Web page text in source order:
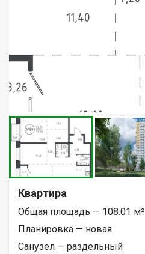
Квартира
Общая площадь — 108.01 м²
Планировка — новая
Санузел — раздельный